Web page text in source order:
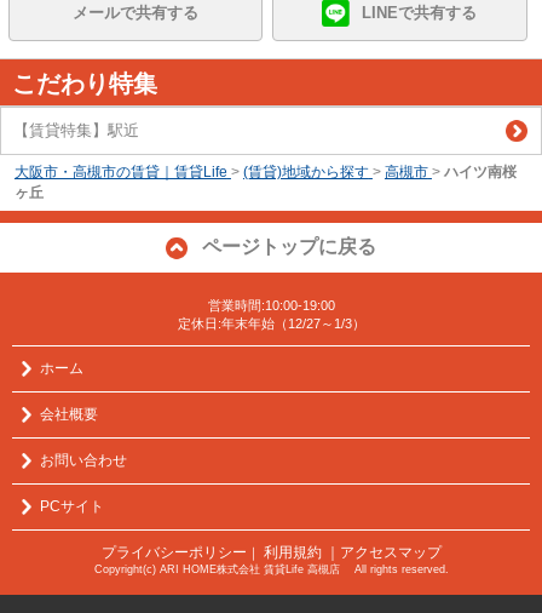
メールで共有する LINEで共有する
こだわり特集
【賃貸特集】駅近
大阪市・高槻市の賃貸｜賃貸Life > (賃貸)地域から探す > 高槻市 > ハイツ南桜
ヶ丘
ページトップに戻る
営業時間:10:00-19:00
定休日:年末年始（12/27～1/3）
ホーム
会社概要
お問い合わせ
PCサイト
プライバシーポリシー 利用規約 ｜アクセスマップ
Copyright(c) ARI HOME株式会社 賃貸Life 高槻店 All rights reserved.